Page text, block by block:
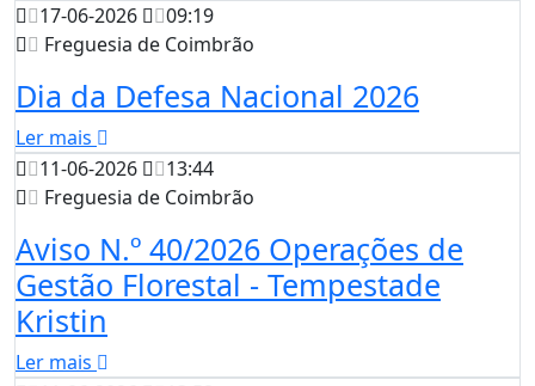
17-06-2026
09:19
Freguesia de Coimbrão
Dia da Defesa Nacional 2026
Ler mais
11-06-2026
13:44
Freguesia de Coimbrão
Aviso N.º 40/2026 Operações de
Gestão Florestal - Tempestade
Kristin
Ler mais